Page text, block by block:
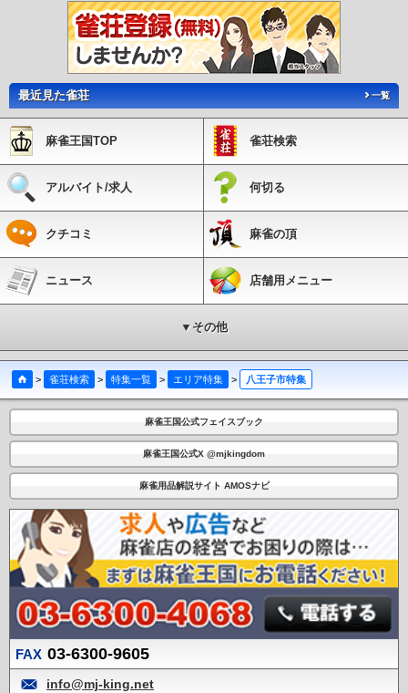
最近見た雀荘 一覧
麻雀王国TOP 雀荘検索
アルバイト/求人 何切る
クチコミ 麻雀の頂
ニュース 店舗用メニュー
▼その他
> 雀荘検索 > 特集一覧 > エリア特集 > 八王子市特集
麻雀王国公式フェイスブック
麻雀王国公式X @mjkingdom
麻雀用品解説サイト AMOSナビ
FAX 03-6300-9605
info@mj-king.net